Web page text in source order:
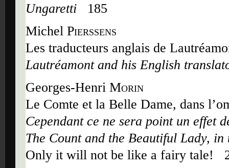
Ungaretti
185
Michel Pierssens
Les traducteurs anglais de
Lautréamont and his English
Georges-Henri Morin
Le Comte et la Belle Dame, dans l’
Cependant ce ne sera point un effet
The Count and the Beautiful Lady,
Only it will not be like a fairy tale!